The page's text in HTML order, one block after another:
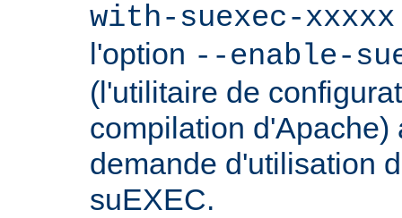
with-suexec-xxxxx
l'option --enable-
(l'utilitaire de
compilation d'Apache)
demande d'utilisation
suEXEC.